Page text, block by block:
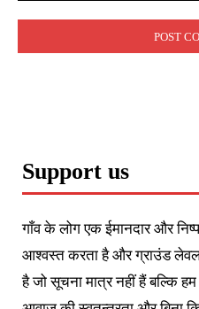
Support us
गाँव के लोग एक ईमानदार और
आश्वस्त करता है और ग्राउंड
है जो सूचना मात्र नहीं हैं बल्कि